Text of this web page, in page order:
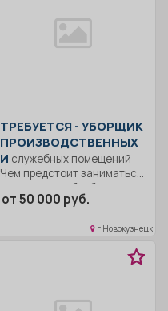
ТРЕБУЕТСЯ - УБОРЩИК
ПРОИЗВОДСТВЕННЫХ
И служебных помещений
Чем предстоит заниматься:
санитарной обработкой
производственных и
от 50 000 руб.
г Новокузнецк